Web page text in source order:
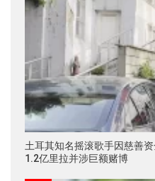
土耳其知名摇滚歌手因慈善
1.2亿里拉并涉巨额赌博